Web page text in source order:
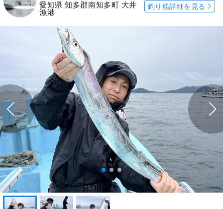
愛知県 知多郡南知多町 大井
漁港
釣り船詳細を見る